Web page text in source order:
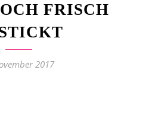
FRISCH
2017